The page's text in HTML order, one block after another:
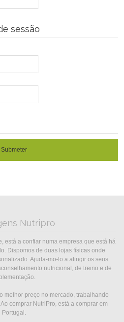
sessão
Submeter
Nutripro
está a confiar numa empresa que está há
Dispomos de duas lojas físicas onde
Ajuda-mo-lo a atingir os seus
nutricional, de treino e de
melhor preço no mercado, trabalhando
comprar NutriPro, está a comprar em
Portugal.